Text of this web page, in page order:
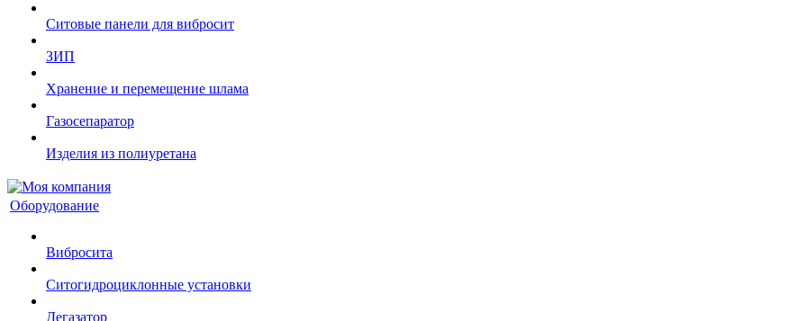
Ситовые панели для вибросит
ЗИП
Хранение и перемещение шлама
Газосепаратор
Изделия из полиуретана
Оборудование
Вибросита
Ситогидроциклонные установки
Дегазатор